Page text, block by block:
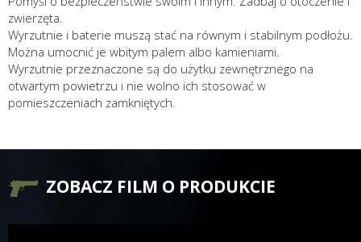
zwierzęta.
Wyrzutnie i baterie muszą stać na równym i stabilnym podłożu.
Można umocnić je wbitym palem albo kamieniami.
Wyrzutnie przeznaczone są do użytku zewnętrznego na
otwartym powietrzu i nie wolno ich stosować w
pomieszczeniach zamkniętych.
ZOBACZ FILM O PRODUKCIE